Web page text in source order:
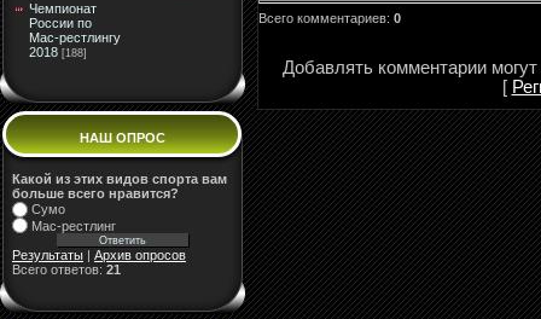
Чемпионат
России по
Мас-рестлингу
2018 [188]
НАШ ОПРОС
Какой из этих видов спорта вам
больше всего нравится?
Сумо
Мас-рестлинг
Результаты
Архив опросов
Всего ответов: 21
Всего комментариев: 0
Добавлять комментарии
[